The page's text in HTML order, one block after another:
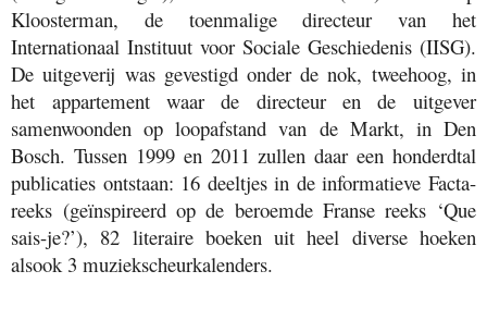
Kloosterman, de toenmalige directeur van het
Internationaal Instituut voor Sociale Geschiedenis (IISG).
De uitgeverij was gevestigd onder de nok, tweehoog, in
het appartement waar de directeur en de uitgever
samenwoonden op loopafstand van de Markt, in Den
Bosch. Tussen 1999 en 2011 zullen daar een honderdtal
publicaties ontstaan: 16 deeltjes in de informatieve Facta-
reeks (geïnspireerd op de beroemde Franse reeks ‘Que
sais-je?’), 82 literaire boeken uit heel diverse hoeken
alsook 3 muziekscheurkalenders.